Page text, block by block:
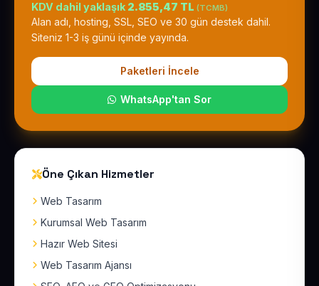
KDV dahil yaklaşık 2.855,47 TL (TCMB)
Alan adı, hosting, SSL, SEO ve 30 gün destek dahil.
Siteniz 1-3 iş günü içinde yayında.
Paketleri İncele
WhatsApp'tan Sor
Öne Çıkan Hizmetler
Web Tasarım
Kurumsal Web Tasarım
Hazır Web Sitesi
Web Tasarım Ajansı